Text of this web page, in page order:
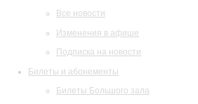
Все новости
Изменения в афише
Подписка на новости
Билеты и абонементы
Билеты Большого зала